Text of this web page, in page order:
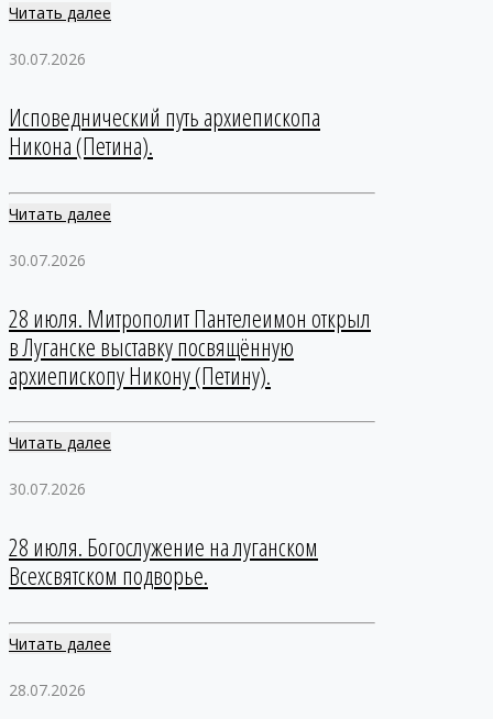
Читать далее
30.07.2026
Исповеднический путь архиепископа
Никона (Петина).
Читать далее
30.07.2026
28 июля. Митрополит Пантелеимон открыл
в Луганске выставку посвящённую
архиепископу Никону (Петину).
Читать далее
30.07.2026
28 июля. Богослужение на луганском
Всехсвятском подворье.
Читать далее
28.07.2026